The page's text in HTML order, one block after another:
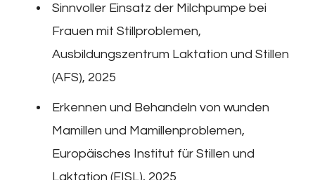
Sinnvoller Einsatz der Milchpumpe bei
Frauen mit Stillproblemen,
Ausbildungszentrum Laktation und Stillen
(AFS), 2025
Erkennen und Behandeln von wunden
Mamillen und Mamillenproblemen,
Europäisches Institut für Stillen und
Laktation (EISL), 2025